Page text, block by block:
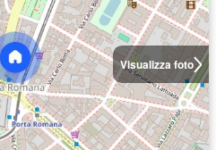
Visualizza foto